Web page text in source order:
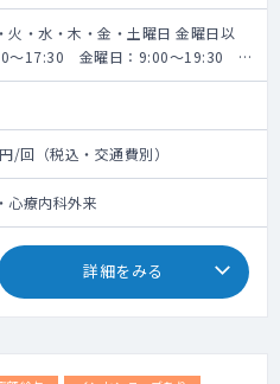
火・水・木・金・土曜日 金曜日以
～17:30 金曜日：9:00～19:30 ※
/回（税込・交通費別）
心療内科外来
詳細をみる